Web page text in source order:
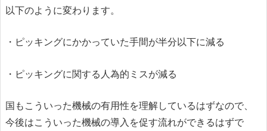
以下のように変わります。
・ピッキングにかかっていた手間が半分以下に減る
・ピッキングに関する人為的ミスが減る
国もこういった機械の有用性を理解しているはずなので、
今後はこういった機械の導入を促す流れができるはずで